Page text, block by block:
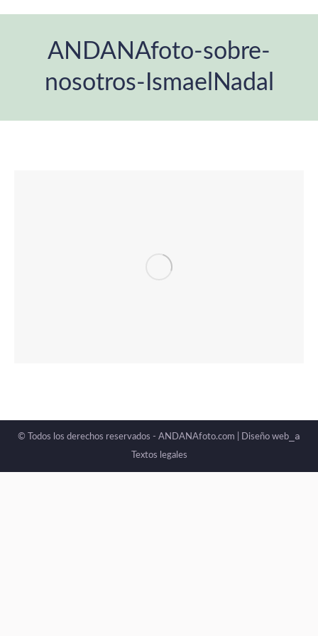
ANDANAfoto-sobre-
nosotros-IsmaelNadal
© Todos los derechos reservados - ANDANAfoto.com | Diseño web _a
Textos legales